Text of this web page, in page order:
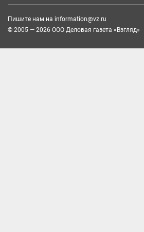
Пишите нам на information@vz.ru
© 2005 — 2026 ООО Деловая газета «Взгляд»